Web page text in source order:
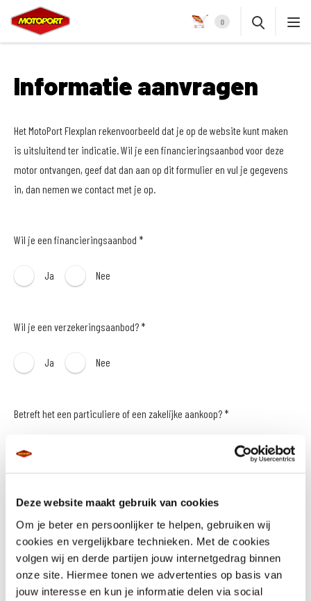
Deze website maakt gebruik van cookies
Om je beter en persoonlijker te helpen, gebruiken wij
cookies en vergelijkbare technieken. Met de cookies
volgen wij en derde partijen jouw internetgedrag binnen
onze site. Hiermee tonen we advertenties op basis van
jouw interesse en kun je informatie delen via social
0
Informatie aanvragen
Het MotoPort Flexplan rekenvoorbeeld dat je op de website kunt maken
is uitsluitend ter indicatie. Wil je een financieringsaanbod voor deze
motor ontvangen, geef dat dan aan op dit formulier en vul je gegevens
in, dan nemen we contact met je op.
Wil je een financieringsaanbod *
Ja Nee
Wil je een verzekeringsaanbod? *
Ja Nee
Betreft het een particuliere of een zakelijke aankoop? *
E-mailadres *